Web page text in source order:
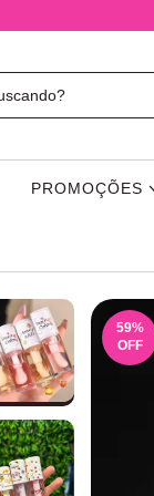
PROMOÇÕES
59%
OFF